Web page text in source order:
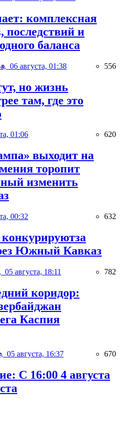
комплексная
последствий и
баланса
06 августа, 01:38 556
но жизнь
там, где это
01:06 620
выходит на
торопит
изменить
00:32 632
Южный Кавказ
05 августа, 18:11 782
коридор:
Каспия
05 августа, 16:37 670
С 16:00 4 августа